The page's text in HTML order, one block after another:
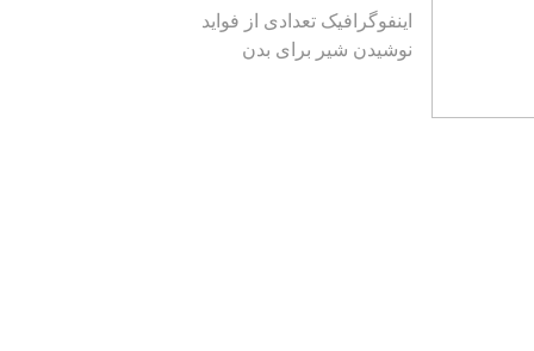
اینفوگرافیک تعدادی از فواید
نوشیدن شیر برای بدن